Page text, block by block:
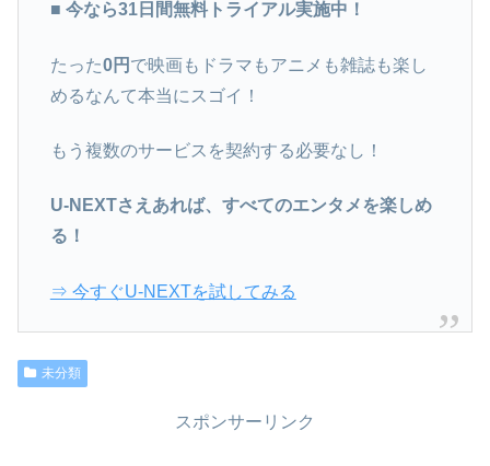
■ 今なら31日間無料トライアル実施中！
たった0円 で映画もドラマもアニメも雑誌も楽し
めるなんて本当にスゴイ！
もう複数のサービスを契約する必要なし！
U-NEXTさえあれば、すべてのエンタメを楽しめ
る！
⇒ 今すぐU-NEXTを試してみる
未分類
スポンサーリンク